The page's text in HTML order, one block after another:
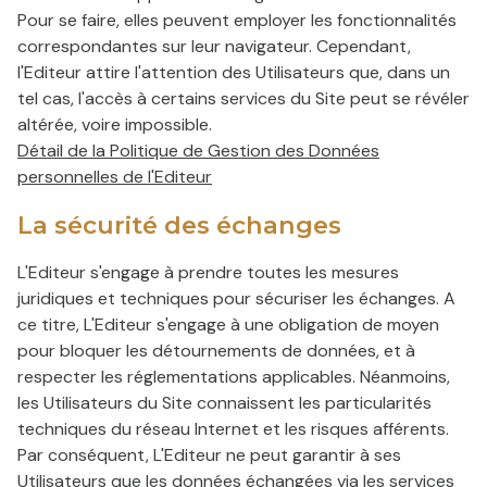
Pour se faire, elles peuvent employer les fonctionnalités
correspondantes sur leur navigateur. Cependant,
l'Editeur attire l'attention des Utilisateurs que, dans un
tel cas, l'accès à certains services du Site peut se révéler
altérée, voire impossible.
Détail de la Politique de Gestion des Données
personnelles de l'Editeur
La sécurité des échanges
L'Editeur s'engage à prendre toutes les mesures
juridiques et techniques pour sécuriser les échanges. A
ce titre, L'Editeur s'engage à une obligation de moyen
pour bloquer les détournements de données, et à
respecter les réglementations applicables. Néanmoins,
les Utilisateurs du Site connaissent les particularités
techniques du réseau Internet et les risques afférents.
Par conséquent, L'Editeur ne peut garantir à ses
Utilisateurs que les données échangées via les services